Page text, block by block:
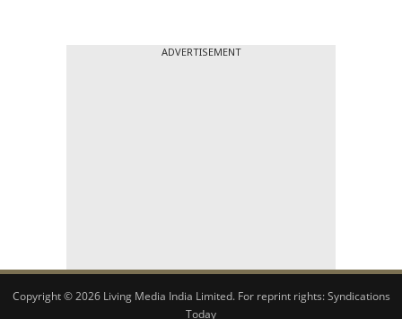
ADVERTISEMENT
Copyright © 2026 Living Media India Limited. For reprint rights:Syndications
Today